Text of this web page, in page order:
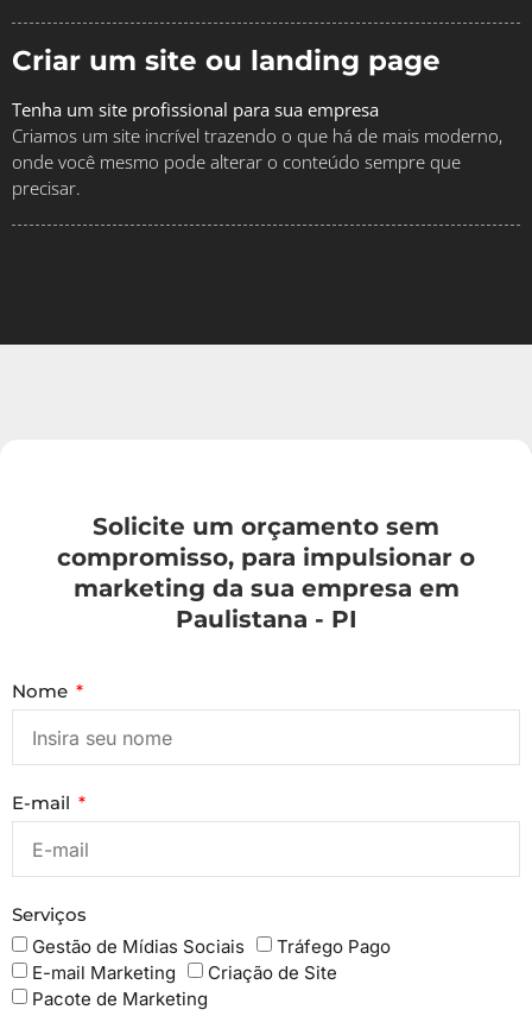
Criar um site ou landing page
Tenha um site profissional para sua empresa
Criamos um site incrível trazendo o que há de mais moderno,
onde você mesmo pode alterar o conteúdo sempre que
precisar.
Solicite um orçamento sem
compromisso, para impulsionar o
marketing da sua empresa em
Paulistana - PI
Nome
E-mail
Serviços
Gestão de Mídias Sociais
Tráfego Pago
E-mail Marketing
Criação de Site
Pacote de Marketing